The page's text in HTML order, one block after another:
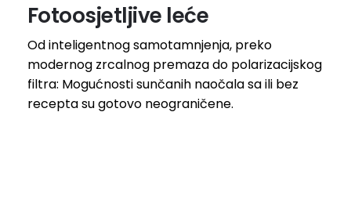
Fotoosjetljive leće
Od inteligentnog samotamnjenja, preko
modernog zrcalnog premaza do polarizacijskog
filtra: Mogućnosti sunčanih naočala sa ili bez
recepta su gotovo neograničene.